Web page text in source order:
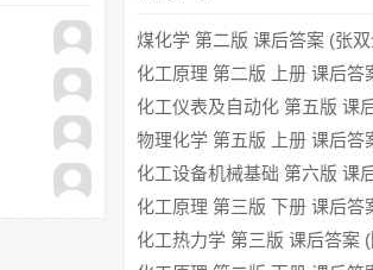
煤化学 第二版 课后答案 (张
化工原理 第二版 上册 课后答
清 贾绍义)
化工仪表及自动化 第五版 课
(厉玉鸣)
物理化学 第五版 上册 课后答
津大学物理化学教研室 刘俊
平)
化工设备机械基础 第六版 课
(刁玉玮 王立业)
化工原理 第三版 下册 课后答
天恩)
化工热力学 第三版 课后答案